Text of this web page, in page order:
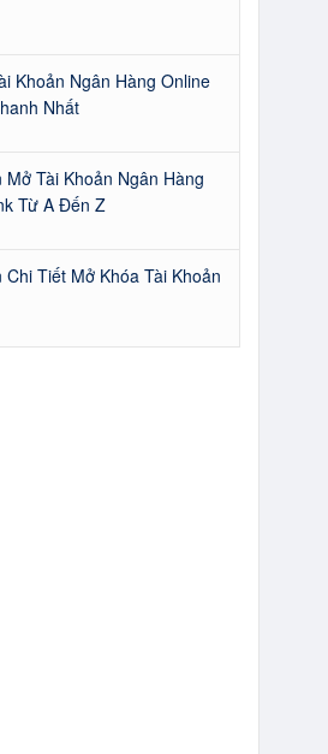
Khoản Ngân Hàng Online
Nhất
Mở Tài Khoản Ngân Hàng
Từ A Đến Z
Chi Tiết Mở Khóa Tài Khoản